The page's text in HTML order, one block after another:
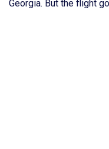
Georgia. But the flight